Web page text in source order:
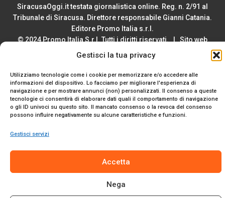
Gestisci la tua privacy
Utilizziamo tecnologie come i cookie per memorizzare e/o accedere alle
informazioni del dispositivo. Lo facciamo per migliorare l'esperienza di
navigazione e per mostrare annunci (non) personalizzati. Il consenso a queste
tecnologie ci consentirà di elaborare dati quali il comportamento di navigazione
o gli ID univoci su questo sito. Il mancato consenso o la revoca del consenso
possono influire negativamente su alcune caratteristiche e funzioni.
Gestisci servizi
Accetta
Nega
SiracusaOggi.it testata giornalistica online. Reg. n. 2/91 al
Tribunale di Siracusa. Direttore responsabile Gianni Catania.
Editore Promo Italia s.r.l.
© 2024 Promo Italia S.r.l. Tutti i diritti riservati. | Sito web
realizzato da
Web-Arte.it
Termini e Condizioni